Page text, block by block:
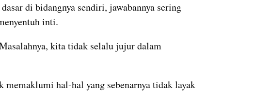
di bidangnya sendiri, jawabannya sering
kita tidak selalu jujur dalam
memaklumi hal-hal yang sebenarnya tidak layak